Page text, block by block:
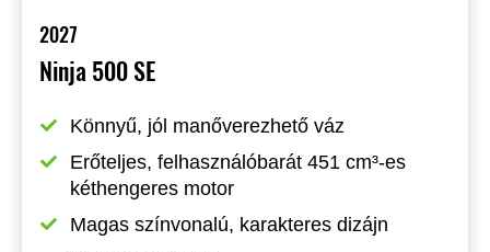
2027
Ninja 500 SE
Könnyű, jól manőverezhető váz
Erőteljes, felhasználóbarát 451 cm³-es
kéthengeres motor
Magas színvonalú, karakteres dizájn